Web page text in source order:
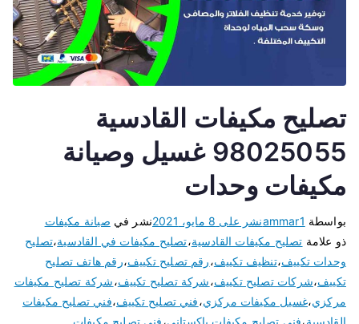
تصليح مكيفات القادسية
98025055 غسيل وصيانة
مكيفات وحدات
بواسطة ammar1نشر على 8 مايو، 2021 نشر في صيانة مكيفات
ذو علامة تصليح مكيفات القادسية،تصليح مكيفات في القادسية،تصليح
وحدات تكييف،تنظيف تكييف،رقم تصليح تكييف،رقم هاتف تصليح
تكييف،شركات تصليح تكييف،شركة تصليح تكييف،شركة تصليح مكيفات
مركزي،غسيل مكيفات مركزي،فني تصليح تكييف،فني تصليح مكيفات
القادسية،فني تصليح مكيفات باكستاني،فني تصليح مكيفات